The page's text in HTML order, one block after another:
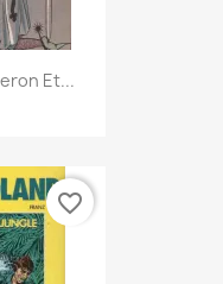
Et...
favorite_border